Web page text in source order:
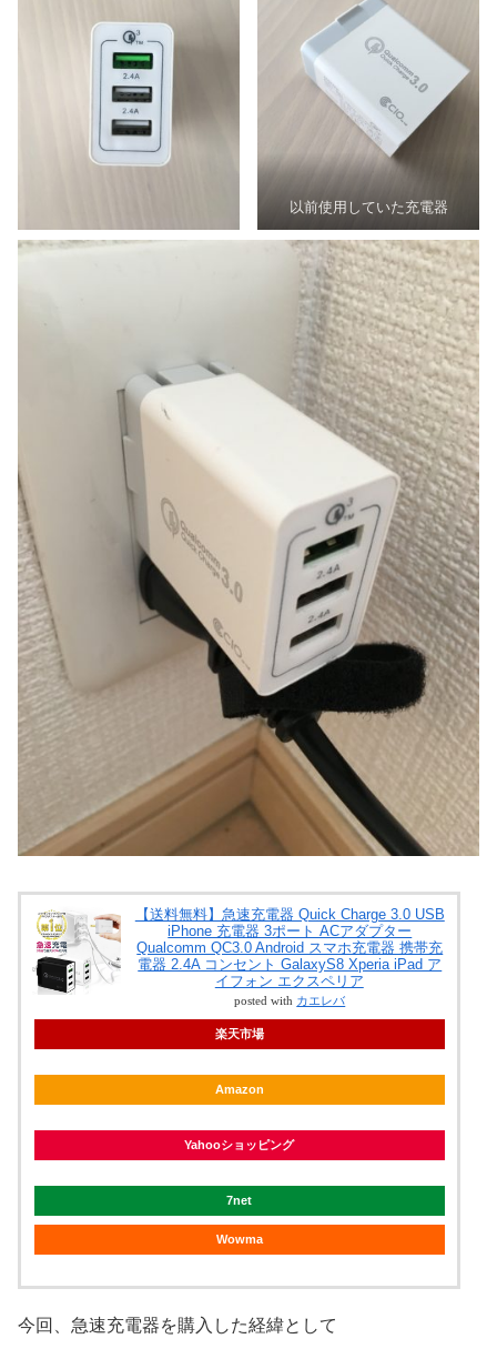
以前使用していた充電器
【送料無料】急速充電器 Quick Charge 3.0 USB
iPhone 充電器 3ポート ACアダプター
Qualcomm QC3.0 Android スマホ充電器 携帯充
電器 2.4A コンセント GalaxyS8 Xperia iPad ア
イフォン エクスペリア
posted with カエレバ
楽天市場
Amazon
Yahooショッピング
7net
Wowma
今回、急速充電器を購入した経緯として